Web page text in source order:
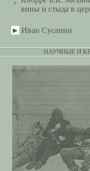
° вины и стыда в
► Иван Сусанин
НАУЧНЫЕ И